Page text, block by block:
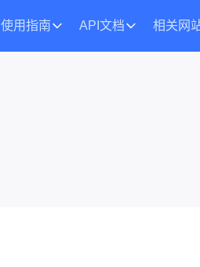
使用指南 API文档 相关网